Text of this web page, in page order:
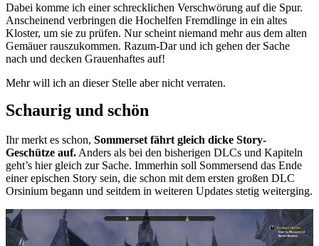
Dabei komme ich einer schrecklichen Verschwörung auf die Spur.
Anscheinend verbringen die Hochelfen Fremdlinge in ein altes
Kloster, um sie zu prüfen. Nur scheint niemand mehr aus dem alten
Gemäuer rauszukommen. Razum-Dar und ich gehen der Sache
nach und decken Grauenhaftes auf!
Mehr will ich an dieser Stelle aber nicht verraten.
Schaurig und schön
Ihr merkt es schon, Sommerset fährt gleich dicke Story-
Geschütze auf.Anders als bei den bisherigen DLCs und Kapiteln
geht’s hier gleich zur Sache. Immerhin soll Sommersend das Ende
einer epischen Story sein, die schon mit dem ersten großen DLC
Orsinium begann und seitdem in weiteren Updates stetig weiterging.